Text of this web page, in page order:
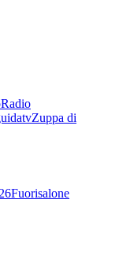
Radio
Zuppa di
Fuorisalone